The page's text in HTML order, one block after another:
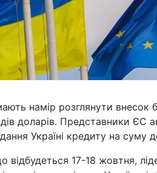
намір розглянути внесок
доларів. Представники
Україні кредиту на суму
відбудеться 17-18 жовтня,